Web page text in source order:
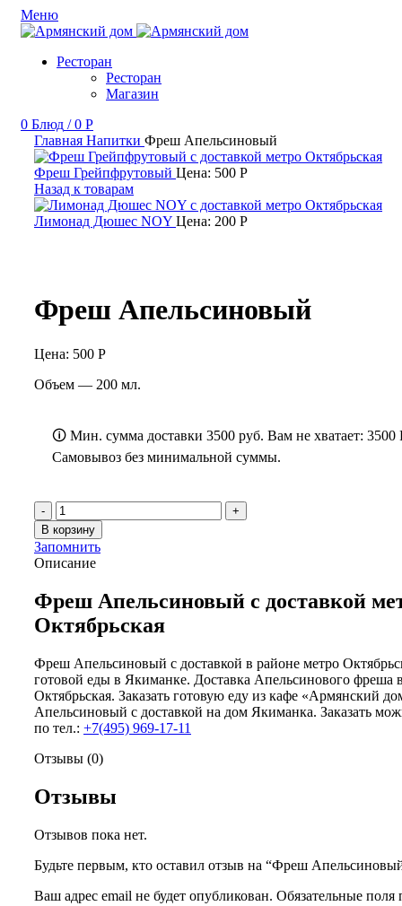
Меню
Ресторан
Ресторан
Магазин
0 Блюд / 0 Р
Главная Напитки Фреш Апельсиновый
Фреш Грейпфрутовый Цена: 500 Р
Назад к товарам
Лимонад Дюшес NOY Цена: 200 Р
Фреш Апельсиновый
Цена: 500 Р
Объем — 200 мл.
🛈 Мин. сумма доставки 3500 руб. Вам не хватает: 3500
Самовывоз без минимальной суммы.
Количество
товара
Фреш
Апельсиновый
В корзину
Запомнить
Описание
Фреш Апельсиновый с доставкой
Октябрьская
Фреш Апельсиновый с доставкой в районе метро
готовой еды в Якиманке. Доставка Апельсинового фреша
Октябрьская. Заказать готовую еду из кафе «Армянский
Апельсиновый с доставкой на дом Якиманка. Заказать
по тел.: +7(495) 969-17-11
Отзывы (0)
Отзывы
Отзывов пока нет.
Будьте первым, кто оставил отзыв на “Фреш
Ваш адрес email не будет опубликован. Обязательные